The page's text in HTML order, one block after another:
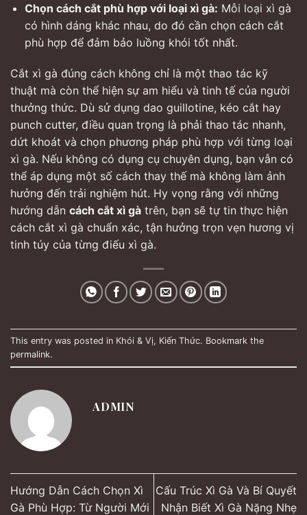
Chọn cách cắt phù hợp với loại xì gà: Mỗi loại xì gà
có hình dáng khác nhau, do đó cần chọn cách cắt
phù hợp để đảm bảo luồng khói tốt nhất.
Cắt xì gà đúng cách không chỉ là một thao tác kỹ
thuật mà còn thể hiện sự am hiểu và tinh tế của người
thưởng thức. Dù sử dụng dao guillotine, kéo cắt hay
punch cutter, điều quan trọng là phải thao tác nhanh,
dứt khoát và chọn phương pháp phù hợp với từng loại
xì gà. Nếu không có dụng cụ chuyên dụng, bạn vẫn có
thể áp dụng một số cách thay thế mà không làm ảnh
hưởng đến trải nghiệm hút. Hy vọng rằng với những
hướng dẫn cách cắt xì gà trên, bạn sẽ tự tin thực hiện
cách cắt xì gà chuẩn xác, tận hưởng trọn vẹn hương vị
tinh túy của từng điếu xì gà.
This entry was posted in Khói & Vị, Kiến Thức. Bookmark the
permalink.
ADMIN
Hướng Dẫn Cách Chọn Xì
Gà Phù Hợp: Từ Người Mới
Cấu Trúc Xì Gà Và Bí Quyết
Nhận Biết Xì Gà Nặng Nhẹ